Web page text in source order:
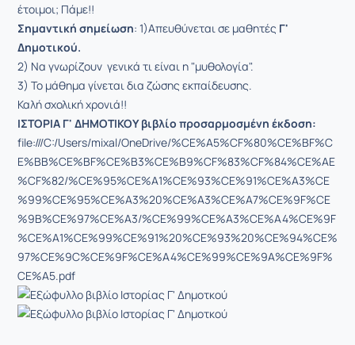
έτοιμοι; Πάμε!!
Σημαντική σημείωση: 1)Απευθύνεται σε μαθητές Γ'
Δημοτικού.
2) Να γνωρίζουν γενικά τι είναι η "μυθολογία".
3) Το μάθημα γίνεται δια ζώσης εκπαίδευσης.
Καλή σχολική χρονιά!!
ΙΣΤΟΡΙΑ Γ' ΔΗΜΟΤΙΚΟΥ βιβλίο προσαρμοσμένη έκδοση:
file:///C:/Users/mixal/OneDrive/%CE%A5%CF%80%CE%BF%C
E%BB%CE%BF%CE%B3%CE%B9%CF%83%CF%84%CE%AE
%CF%82/%CE%95%CE%A1%CE%93%CE%91%CE%A3%CE
%99%CE%95%CE%A3%20%CE%A3%CE%A7%CE%9F%CE
%9B%CE%97%CE%A3/%CE%99%CE%A3%CE%A4%CE%9F
%CE%A1%CE%99%CE%91%20%CE%93%20%CE%94%CE%
97%CE%9C%CE%9F%CE%A4%CE%99%CE%9A%CE%9F%
CE%A5.pdf